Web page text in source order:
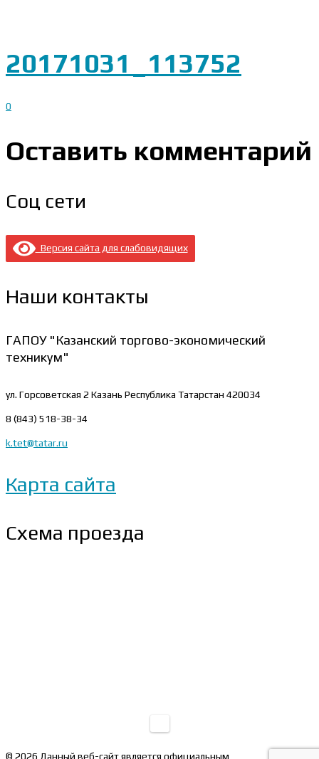
20171031_113752
0
Оставить комментарий
Соц сети
Версия сайта для слабовидящих
Наши контакты
ГАПОУ "Казанский торгово-экономический
техникум"
ул. Горсоветская 2 Казань Республика Татарстан 420034
8 (843) 518-38-34
k.tet@tatar.ru
Карта сайта
Схема проезда
© 2026 Данный веб-сайт является официальным